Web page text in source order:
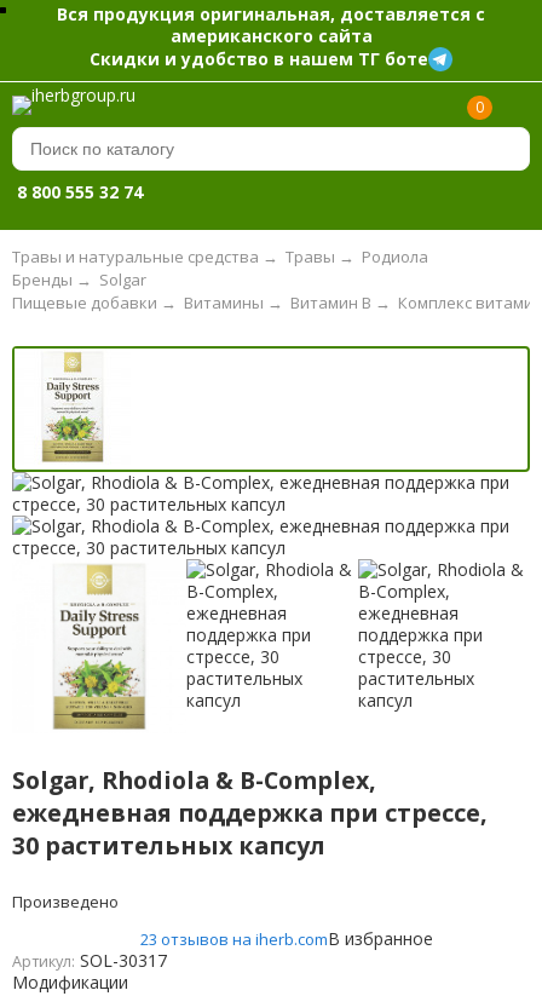
Вся продукция оригинальная, доставляется с
американского сайта
Скидки и удобство в нашем ТГ боте
0
8 800 555 32 74
Травы и натуральные средства → Травы → Родиола
Solgar
Бренды →
Комплекс
Витамин B →
Витамины →
Пищевые добавки →
Solgar, Rhodiola & B-Complex,
ежедневная поддержка при стрессе,
30 растительных капсул
Произведено
23 отзывов на iherb.comВ избранное
Артикул: SOL-30317
Модификации